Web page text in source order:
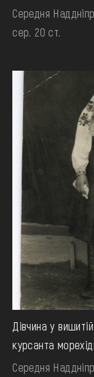
Середня
сер. 20 ст.
Дівчина у
курсанта
Середня